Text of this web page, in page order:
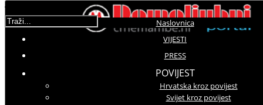
Naslovnica
VIJESTI
PRESS
POVIJEST
Hrvatska kroz povijest
Svijet kroz povijest
Traži...
Molimo ocijenite